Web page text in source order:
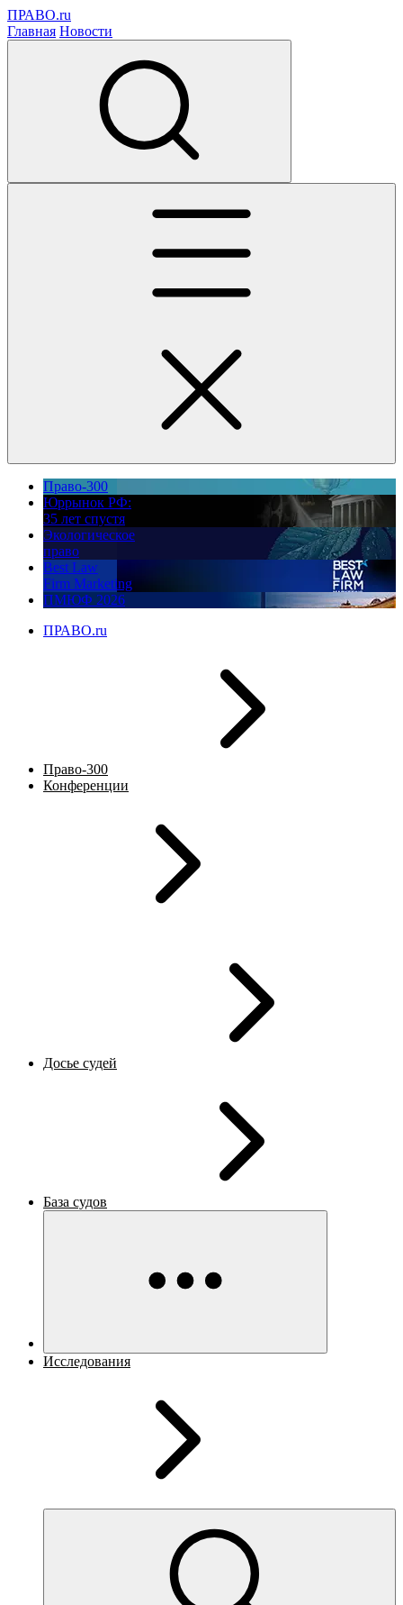
ПРАВО.ru
Главная Новости
Право-300
Юррынок РФ:
35 лет спустя
Экологическое
право
Best Law
Firm Marketing
ПМЮФ 2026
ПРАВО.ru
Право-300
Конференции
Досье судей
База судов
Исследования